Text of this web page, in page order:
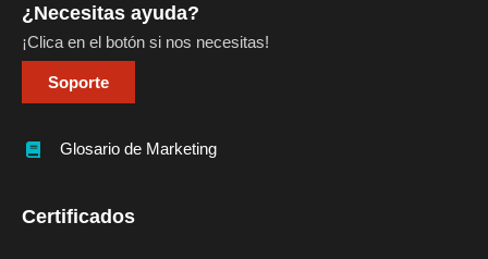
¿Necesitas ayuda?
¡Clica en el botón si nos necesitas!
Soporte
Glosario de Marketing
Certificados